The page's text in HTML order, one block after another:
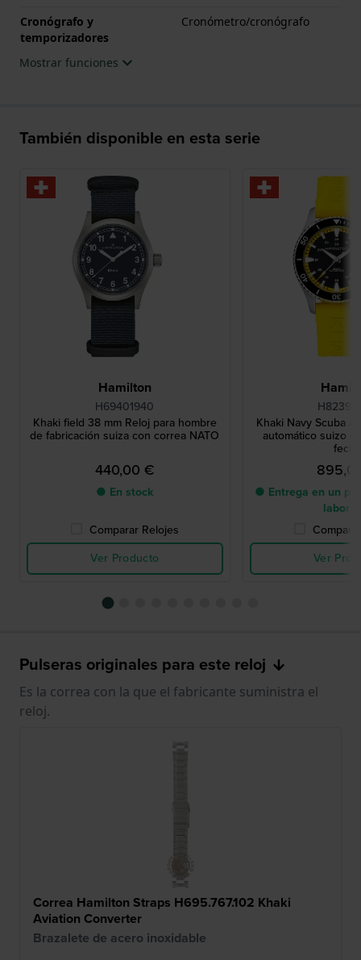
Cronógrafo y
temporizadores
Cronómetro/cronógrafo
Mostrar funciones
También disponible en esta serie
Hamilton
H69401940
Khaki field 38 mm Reloj para hombre
de fabricación suiza con correa NATO
440,00 €
● En stock
Comparar Relojes
Ver Producto
Khaki Navy Scuba
automático suizo
fecha
● Entrega en un
Ver
Pulseras originales para este reloj
Es la correa con la que el fabricante suministra el
reloj.
Correa Hamilton Straps H695.767.102 Khaki
Aviation Converter
Brazalete de acero inoxidable